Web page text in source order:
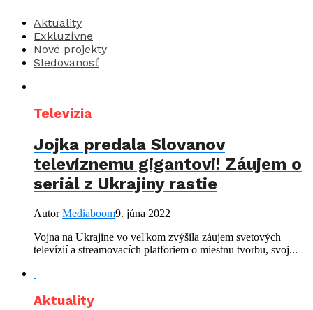
Aktuality
Exkluzívne
Nové projekty
Sledovanosť
Televízia
Jojka predala Slovanov
televíznemu gigantovi! Záujem o
seriál z Ukrajiny rastie
AutorMediaboom9. júna 2022
Vojna na Ukrajine vo veľkom zvýšila záujem svetových
televízií a streamovacích platforiem o miestnu tvorbu, svoj...
Aktuality